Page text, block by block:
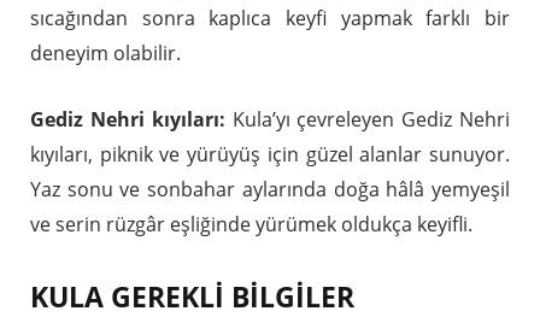
sıcağından sonra kaplıca keyfi yapmak farklı bir
deneyim olabilir.
Gediz Nehri kıyıları: Kula’yı çevreleyen Gediz Nehri
kıyıları, piknik ve yürüyüş için güzel alanlar sunuyor.
Yaz sonu ve sonbahar aylarında doğa hâlâ yemyeşil
ve serin rüzgâr eşliğinde yürümek oldukça keyifli.
KULA GEREKLİ BİLGİLER